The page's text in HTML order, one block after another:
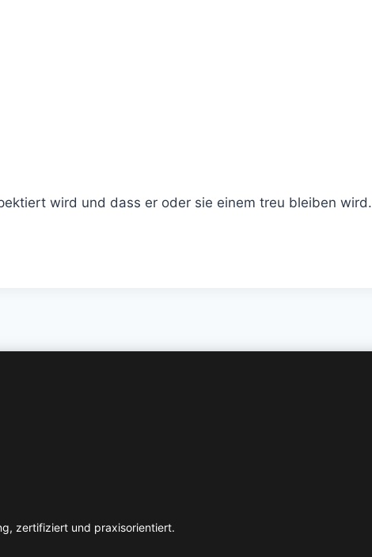
wird und dass er oder sie einem treu bleiben wird.
zertifiziert und praxisorientiert.